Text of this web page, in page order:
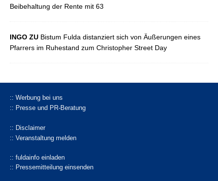
Beibehaltung der Rente mit 63
INGO ZU Bistum Fulda distanziert sich von Äußerungen eines
Pfarrers im Ruhestand zum Christopher Street Day
:: Werbung bei uns
:: Presse und PR-Beratung
:: Disclaimer
:: Veranstaltung melden
:: fuldainfo einladen
:: Pressemitteilung einsenden